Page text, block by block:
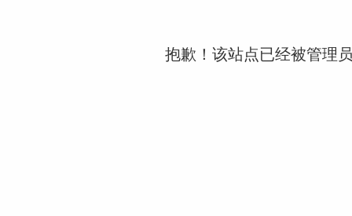
抱歉！该站点已经被管理